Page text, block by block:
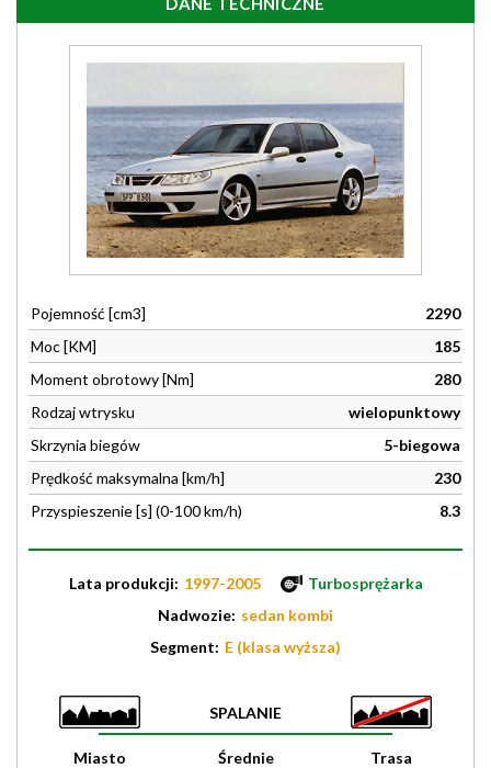
Pojemność [cm3]
2290
Moc [KM]
185
Moment obrotowy [Nm]
280
Rodzaj wtrysku
wielopunktowy
Skrzynia biegów
5-biegowa
Prędkość maksymalna [km/h]
230
Przyspieszenie [s] (0-100 km/h)
8.3
Lata produkcji: 1997-2005
Turbosprężarka
Nadwozie: sedan kombi
Segment: E (klasa wyższa)
SPALANIE
Miasto Średnie Trasa